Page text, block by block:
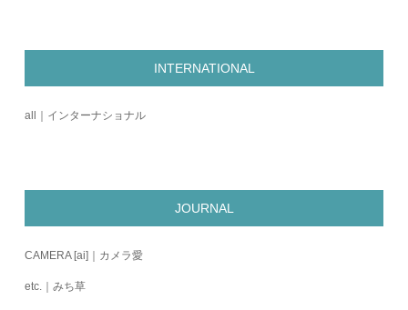
INTERNATIONAL
all｜インターナショナル
JOURNAL
CAMERA [ai]｜カメラ愛
etc.｜みち草